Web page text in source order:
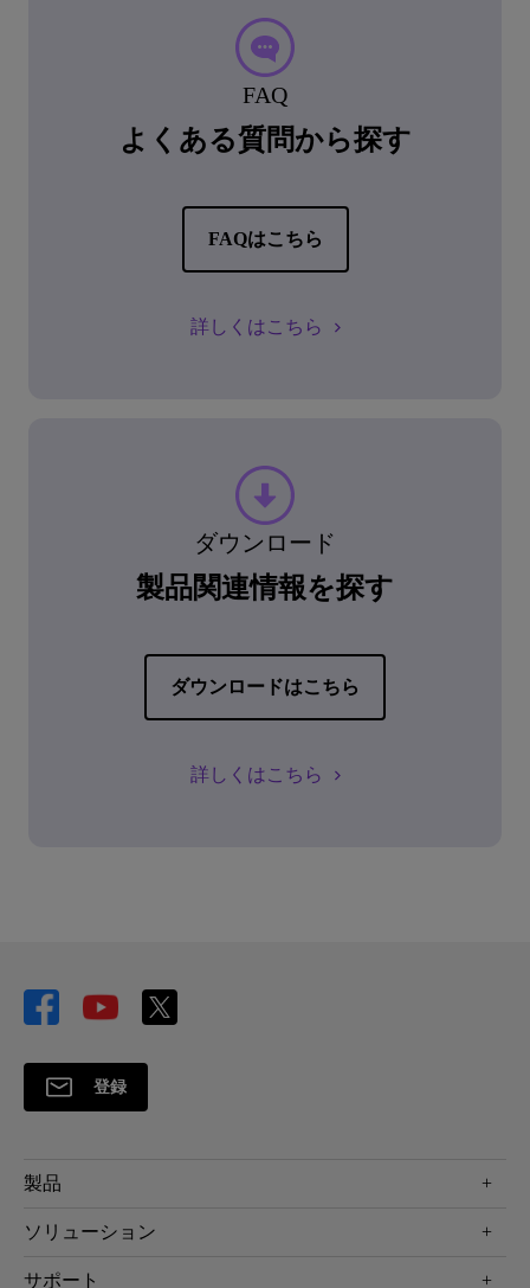
FAQ
よくある質問から探す
FAQはこちら
詳しくはこちら
ダウンロード
製品関連情報を探す
ダウンロードはこちら
詳しくはこちら
登録
製品
プロジェクター
ソリューション
ビジネス向け
サポート